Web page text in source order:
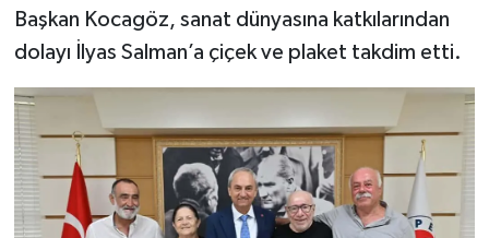
Başkan Kocagöz, sanat dünyasına katkılarından
dolayı İlyas Salman’a çiçek ve plaket takdim etti.